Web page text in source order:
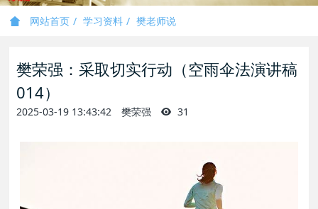
网站首页 学习资料 樊老师说
樊荣强：采取切实行动（空雨伞法演讲稿
014）
2025-03-19 13:43:42 樊荣强 31